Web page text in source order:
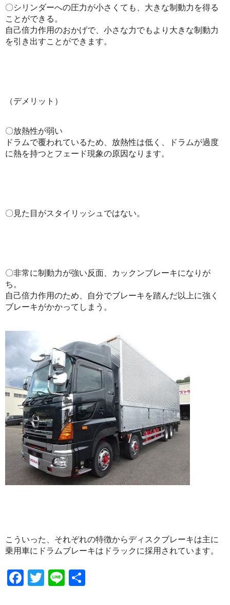
〇シリンダーへの圧力が小さくても、大きな制動力を得る
ことができる。
自己倍力作用のおかげで、小さな力でもより大きな制動力
を引き出すことができます。
（デメリット）
〇放熱性が弱い
ドラムで覆われているため、放熱性は低く、ドラムが過度
に熱を持つとフェード現象の原因なります。
〇見た目がスタイリッシュではない。
〇非常に制動力が強い反面、カックンブレーキになりが
ち。
自己倍力作用のため、自分でブレーキを踏んだ以上に強く
ブレーキがかかってしまう。
こういった、それぞれの特徴からディスクブレーキは主に
乗用車にドラムブレーキはドラックに採用されています。
Facebook
Twitter
Line